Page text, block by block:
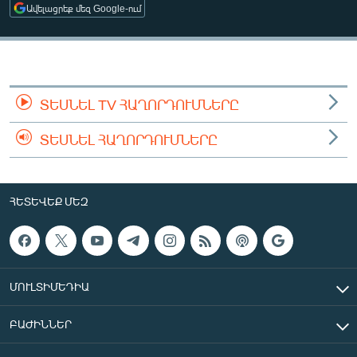
ՄԻՋԱԶԳԱՅԻՆ
ՄՇԱԿՈՒՅԹ
ՄԵԿՆԱԲԱՆՈՒԹՅՈՒՆ
ՏՏ ԵՒ ԻՆՏԵՐՆԵՏ
ԿՈՐՈՆԱՎԻՐՈՒՍ
ԱՐԽԻՎ
ԲԱՆԱՎԵՃ
ՁԳՏԵԼՈՎ ԼԱՎԱԳՈՒՅՆԻՆ
Հայերեն
Ավելացրեք մեզ Google-ում
ՏԵՍՆԵԼ TV ՀԱՂՈՐԴՈՒՄՆԵՐԸ
ՏԵՍՆԵԼ ՀԱՂՈՐԴՈՒՄՆԵՐԸ
ՀԵՏԵՎԵՔ ՄԵԶ
ՄՈՒԼՏԻՄԵԴԻԱ
ԲԱԺԻՆՆԵՐ